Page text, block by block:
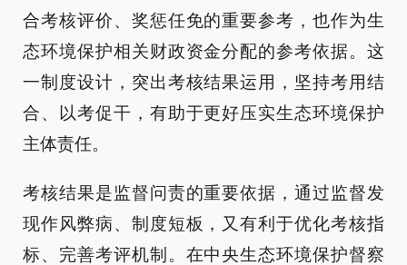
合考核评价、奖惩任免的重要参考，也作为生
态环境保护相关财政资金分配的参考依据。这
一制度设计，突出考核结果运用，坚持考用结
合、以考促干，有助于更好压实生态环境保护
主体责任。
考核结果是监督问责的重要依据，通过监督发
现作风弊病、制度短板，又有利于优化考核指
标、完善考评机制。在中央生态环境保护督察